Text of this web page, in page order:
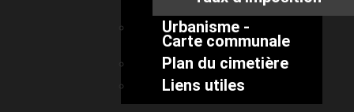
Urbanisme -
Carte communale
Plan du cimetière
Liens utiles